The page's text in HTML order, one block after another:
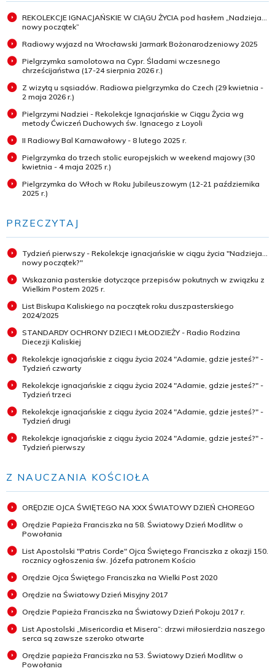
REKOLEKCJE IGNACJAŃSKIE W CIĄGU ŻYCIA pod hasłem „Nadzieja...
nowy początek”
Radiowy wyjazd na Wrocławski Jarmark Bożonarodzeniowy 2025
Pielgrzymka samolotowa na Cypr. Śladami wczesnego
chrześcijaństwa (17-24 sierpnia 2026 r.)
Z wizytą u sąsiadów. Radiowa pielgrzymka do Czech (29 kwietnia -
2 maja 2026 r.)
Pielgrzymi Nadziei - Rekolekcje Ignacjańskie w Ciągu Życia wg
metody Ćwiczeń Duchowych św. Ignacego z Loyoli
II Radiowy Bal Karnawałowy - 8 lutego 2025 r.
Pielgrzymka do trzech stolic europejskich w weekend majowy (30
kwietnia - 4 maja 2025 r.)
Pielgrzymka do Włoch w Roku Jubileuszowym (12-21 października
2025 r.)
PRZECZYTAJ
Tydzień pierwszy - Rekolekcje ignacjańskie w ciągu życia "Nadzieja...
nowy początek?"
Wskazania pasterskie dotyczące przepisów pokutnych w związku z
Wielkim Postem 2025 r.
List Biskupa Kaliskiego na początek roku duszpasterskiego
2024/2025
STANDARDY OCHRONY DZIECI I MŁODZIEŻY - Radio Rodzina
Diecezji Kaliskiej
Rekolekcje ignacjańskie z ciągu życia 2024 "Adamie, gdzie jesteś?" -
Tydzień czwarty
Rekolekcje ignacjańskie z ciągu życia 2024 "Adamie, gdzie jesteś?" -
Tydzień trzeci
Rekolekcje ignacjańskie z ciągu życia 2024 "Adamie, gdzie jesteś?" -
Tydzień drugi
Rekolekcje ignacjańskie z ciągu życia 2024 "Adamie, gdzie jesteś?" -
Tydzień pierwszy
Z NAUCZANIA KOŚCIOŁA
ORĘDZIE OJCA ŚWIĘTEGO NA XXX ŚWIATOWY DZIEŃ CHOREGO
Orędzie Papieża Franciszka na 58. Światowy Dzień Modlitw o
Powołania
List Apostolski "Patris Corde" Ojca Świętego Franciszka z okazji 150.
rocznicy ogłoszenia św. Józefa patronem Kościo
Orędzie Ojca Świętego Franciszka na Wielki Post 2020
Orędzie na Światowy Dzień Misyjny 2017
Orędzie Papieża Franciszka na Światowy Dzień Pokoju 2017 r.
List Apostolski „Misericordia et Misera”: drzwi miłosierdzia naszego
serca są zawsze szeroko otwarte
Orędzie papieża Franciszka na 53. Światowy Dzień Modlitw o
Powołania